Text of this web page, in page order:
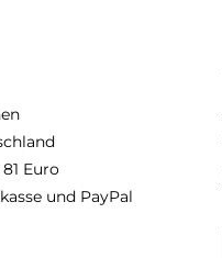
Euro
und PayPal